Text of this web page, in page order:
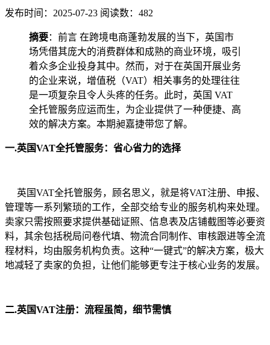
发布时间：2025-07-23 阅读数：482
摘要：前言 在跨境电商蓬勃发展的当下，英国市
场凭借其庞大的消费群体和成熟的商业环境，吸引
着众多企业投身其中。然而，对于在英国开展业务
的企业来说，增值税（VAT）相关事务的处理往往
是一项复杂且令人头疼的任务。此时，英国 VAT
全托管服务应运而生，为企业提供了一种便捷、高
效的解决方案。本期昶嘉捷带您了解。
一.英国VAT全托管服务：省心省力的选择
英国VAT全托管服务，顾名思义，就是将VAT注册、申报、
管理等一系列繁琐的工作，全部交给专业的服务机构来处理。
卖家只需按照要求提供基础证照、信息表及店铺截图等必要资
料，其余包括税局问卷代填、物流合同制作、审核跟进等全流
程材料，均由服务机构负责。这种“一键式”的解决方案，极大
地减轻了卖家的负担，让他们能够更专注于核心业务的发展。
二.英国VAT注册：流程虽简，细节需慎